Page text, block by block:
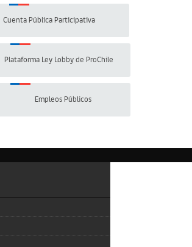
Cuenta Pública Participativa
Plataforma Ley Lobby de ProChile
Empleos Públicos